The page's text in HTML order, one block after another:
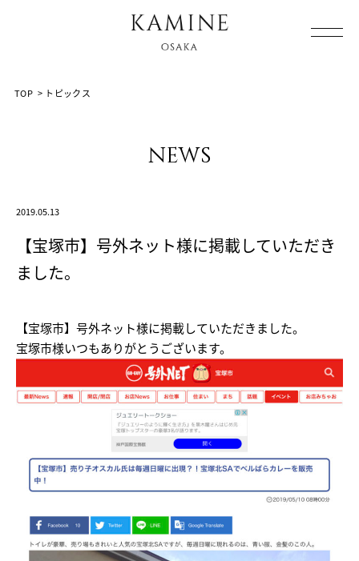
TOP > トピックス
news
2019.05.13
【宝塚市】号外ネット様に掲載していただき
ました。
【宝塚市】号外ネット様に掲載していただきました。
宝塚市様いつもありがとうございます。